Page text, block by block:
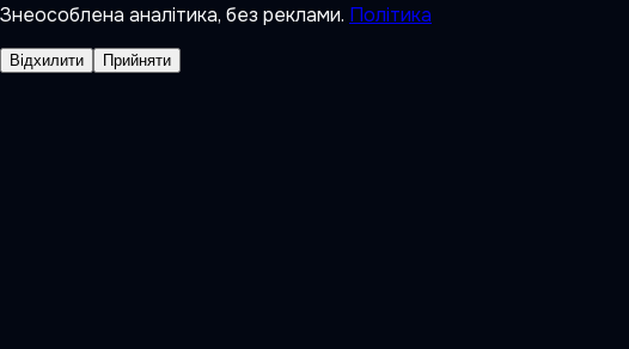
Знеособлена аналітика, без реклами. Політика
Відхилити Прийняти